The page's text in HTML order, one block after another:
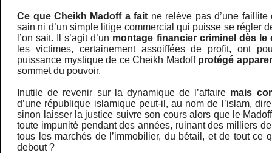
Ce que Cheikh Madoff a fait ne relève pas d’une faillite
sain ni d’un simple litige commercial qui puisse se régler
l’on sait. Il s’agit d’un montage financier criminel dès le
les victimes, certainement assoiffées de profit, ont
puissance mystique de ce Cheikh Madoff protégé
sommet du pouvoir.
Inutile de revenir sur la dynamique de l’affaire mais
d’une république islamique peut-il, au nom de l’islam,
sinon laisser la justice suivre son cours alors que le
toute impunité pendant des années, ruinant des milliers
tous les marchés de l’immobilier, du bétail, et de tout ce
debout ?